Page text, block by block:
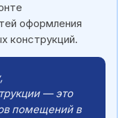
оформления
конструкций.
— это
помещений в